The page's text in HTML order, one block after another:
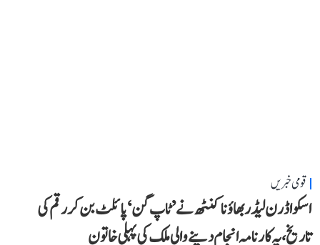
قومی خبریں
اسکواڈرن لیڈر بھاؤنا کنٹھ نے ’ٹاپ گن‘ پائلٹ بن کر رقم کی
تاریخ، یہ کارنامہ انجام دینے والی ملک کی پہلی خاتون